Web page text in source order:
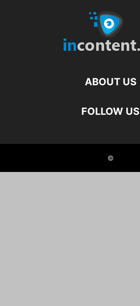
ABOUT US
FOLLOW US
©